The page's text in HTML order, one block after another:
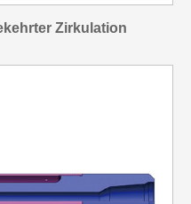
Zirkulation